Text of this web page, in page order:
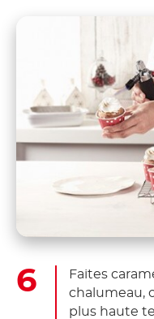
Faites
chalumeau,
plus haute